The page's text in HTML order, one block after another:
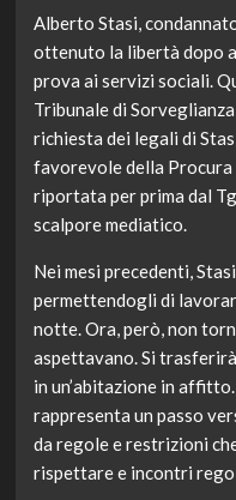
Alberto Stasi,
ottenuto la libertà dopo
prova ai servizi sociali.
Tribunale di
richiesta dei legali di
favorevole della Procura
riportata per prima dal
scalpore mediatico.
Nei mesi precedenti,
permettendogli di
notte. Ora, però, non
aspettavano. Si trasferirà
in un’abitazione in
rappresenta un passo
da regole e restrizioni
rispettare e incontri